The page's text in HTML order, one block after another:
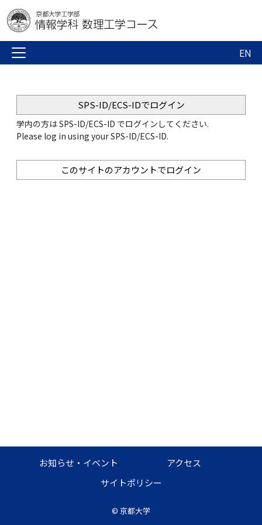
EN
SPS-ID/ECS-IDでログイン
学内の方は SPS-ID/ECS-ID でログインしてください.
Please log in using your SPS-ID/ECS-ID.
このサイトのアカウントでログイン
© 京都大学
お知らせ・イベント
アクセス
サイトポリシー